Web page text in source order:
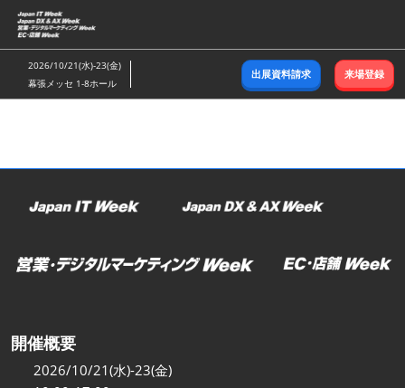
ス
キ
ッ
し
む
2026/10/21(水)-23(金)
幕張メッセ 1-8ホール
出展資料請求 来場登録
開催概要
2026/10/21(水)-23(金)